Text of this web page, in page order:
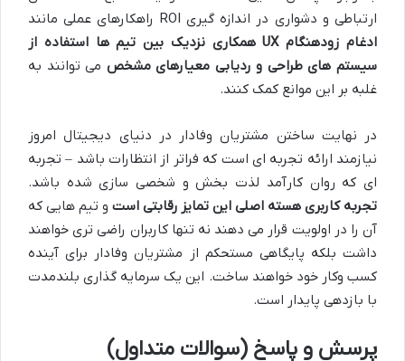
ارتباطی و دشواری در اندازه گیری ROI راهکارهای عملی مانند
ادغام زودهنگامUX
همکاری نزدیک بین تیم ها استفاده از
سیستم های طراحی و ردیابی معیارهای مشخص می توانند به
غلبه بر این موانع کمک کنند.
در نهایت ساختن مشتریان وفادار در دنیای دیجیتال امروز
نیازمند ارائه تجربه ای است که فراتر از انتظارات باشد – تجربه
ای که روان کارآمد لذت بخش و شخصی سازی شده باشد.
تجربه کاربری هسته اصلی این تمایز رقابتی است و تیم هایی که
آن را در اولویت قرار می دهند نه تنها کاربران راضی تری خواهند
داشت بلکه پایگاهی مستحکم از مشتریان وفادار برای آینده
کسب وکار خود خواهند ساخت. این یک سرمایه گذاری بلندمدت
با بازدهی پایدار است.
پرسش و پاسخ (سوالات متداول)